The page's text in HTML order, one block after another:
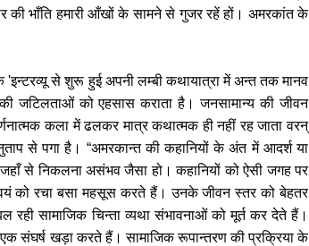
भाँति हमारी आँखों के सामने से गुजर रहें हों। अमरकांत के
'इन्टरव्यू से शुरू हुई अपनी लम्बी कथायात्रा में अन्त तक मानव
जटिलताओं को एहसास कराता है। जनसामान्य की जीवन
कला में ढलकर मात्र कथात्मक ही नहीं रह जाता वरन्
से पगा है। “अमरकान्त की कहानियों के अंत में आदर्श या
से निकलना असंभव जैसा हो। कहानियों को ऐसी जगह पर
को रचा बसा महसूस करते हैं। उनके जीवन स्तर को बेहतर
सामाजिक चिन्ता व्यथा संभावनाओं को मूर्त कर देते हैं।
संघर्ष खड़ा करते हैं। सामाजिक रूपान्तरण की प्रक्रिया के